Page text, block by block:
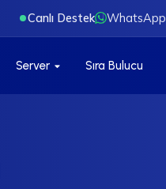
Canlı Destek WhatsApp
Server Sıra Bulucu